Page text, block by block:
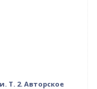
Т. 2. Авторское